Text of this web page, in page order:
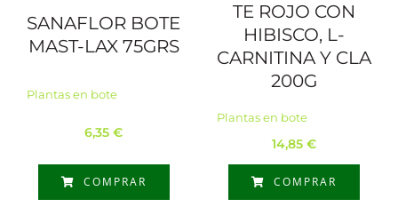
SANAFLOR BOTE
MAST-LAX 75GRS
Plantas en bote
6,35€
COMPRAR
TE ROJO CON
HIBISCO, L-
CARNITINA Y CLA
200G
Plantas en bote
14,85 €
COMPRAR